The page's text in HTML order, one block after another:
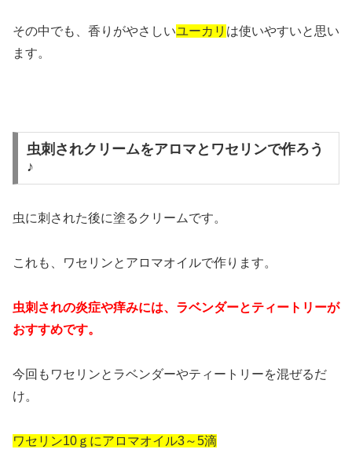
その中でも、香りがやさしいユーカリ は使いやすいと思い
ます。
虫刺されクリームをアロマとワセリンで作ろう
♪
虫に刺された後に塗るクリームです。
これも、ワセリンとアロマオイルで作ります。
虫刺されの炎症や痒みには、ラベンダーとティートリーが
おすすめです。
今回もワセリンとラベンダーやティートリーを混ぜるだ
け。
ワセリン10ｇにアロマオイル3～5滴